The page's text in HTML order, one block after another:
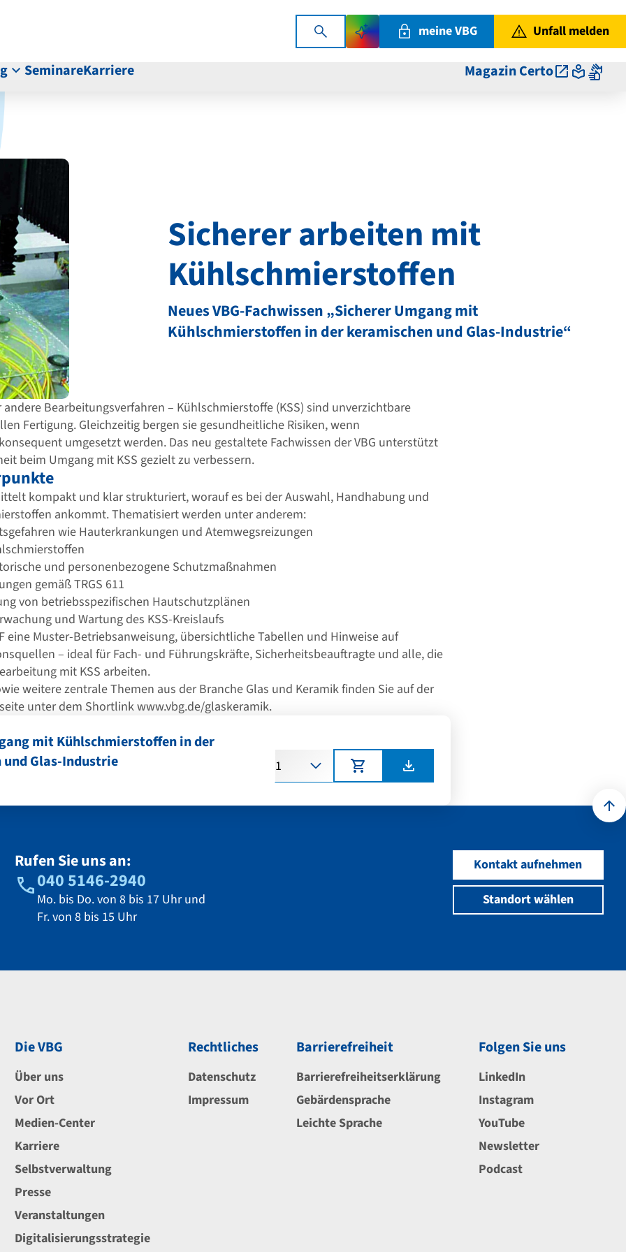
meine VBG Unfall melden
SeminareKarriere Magazin Certo
Sicherer arbeiten mit
Kühlschmierstoffen
Neues VBG-Fachwissen „Sicherer Umgang mit
Kühlschmierstoffen in der keramischen und Glas-Industrie“
Bearbeitungsverfahren – Kühlschmierstoffe (KSS) sind unverzichtbare
Fertigung. Gleichzeitig bergen sie gesundheitliche Risiken, wenn
umgesetzt werden. Das neu gestaltete Fachwissen der VBG unterstützt
beim Umgang mit KSS gezielt zu verbessern.
kompakt und klar strukturiert, worauf es bei der Auswahl, Handhabung und
ankommt. Thematisiert werden unter anderem:
wie Hauterkrankungen und Atemwegsreizungen
und personenbezogene Schutzmaßnahmen
gemäß TRGS 611
von betriebsspezifischen Hautschutzplänen
und Wartung des KSS-Kreislaufs
eine Muster-Betriebsanweisung, übersichtliche Tabellen und Hinweise auf
– ideal für Fach- und Führungskräfte, Sicherheitsbeauftragte und alle, die
mit KSS arbeiten.
weitere zentrale Themen aus der Branche Glas und Keramik finden Sie auf der
unter dem Shortlinkwww.vbg.de/glaskeramik.
mit Kühlschmierstoffen in der
und Glas-Industrie
Rufen Sie uns an:
040 5146-2940
Mo. bis Do. von 8 bis 17 Uhr und
Fr. von 8 bis 15 Uhr
Kontakt aufnehmen
Standort wählen
Die VBG
Über uns
Vor Ort
Medien-Center
Karriere
Selbstverwaltung
Presse
Veranstaltungen
Digitalisierungsstrategie
Rechtliches
Datenschutz
Impressum
Barrierefreiheit
Barrierefreiheitserklärung
Gebärdensprache
Leichte Sprache
Folgen Sie uns
LinkedIn
Instagram
YouTube
Newsletter
Podcast